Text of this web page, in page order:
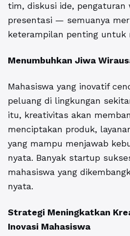
tim, diskusi ide, pengaturan
presentasi — semuanya
keterampilan penting untuk
Menumbuhkan Jiwa
Mahasiswa yang inovatif
peluang di lingkungan
itu, kreativitas akan
menciptakan produk,
yang mampu menjawab
nyata. Banyak startup
mahasiswa yang
nyata.
Strategi Meningkatkan
Inovasi Mahasiswa